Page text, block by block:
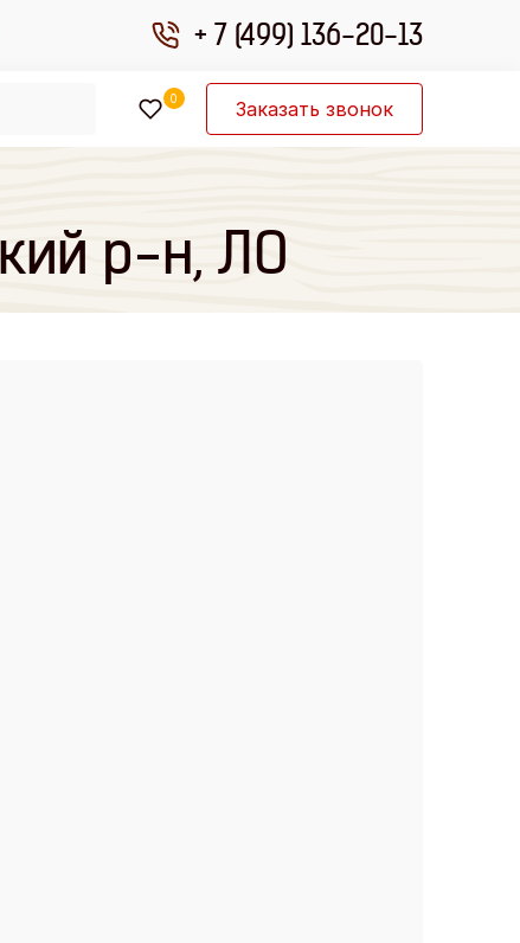
+ 7 (499) 136-20-13
0 Заказать звонок
р-н, ЛО